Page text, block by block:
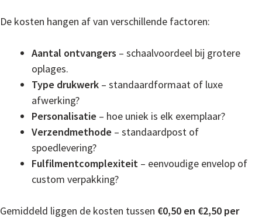
De kosten hangen af van verschillende factoren:
Aantal ontvangers – schaalvoordeel bij grotere
oplages.
Type drukwerk – standaardformaat of luxe
afwerking?
Personalisatie – hoe uniek is elk exemplaar?
Verzendmethode – standaardpost of
spoedlevering?
Fulfilmentcomplexiteit – eenvoudige envelop of
custom verpakking?
Gemiddeld liggen de kosten tussen €0,50 en €2,50 per